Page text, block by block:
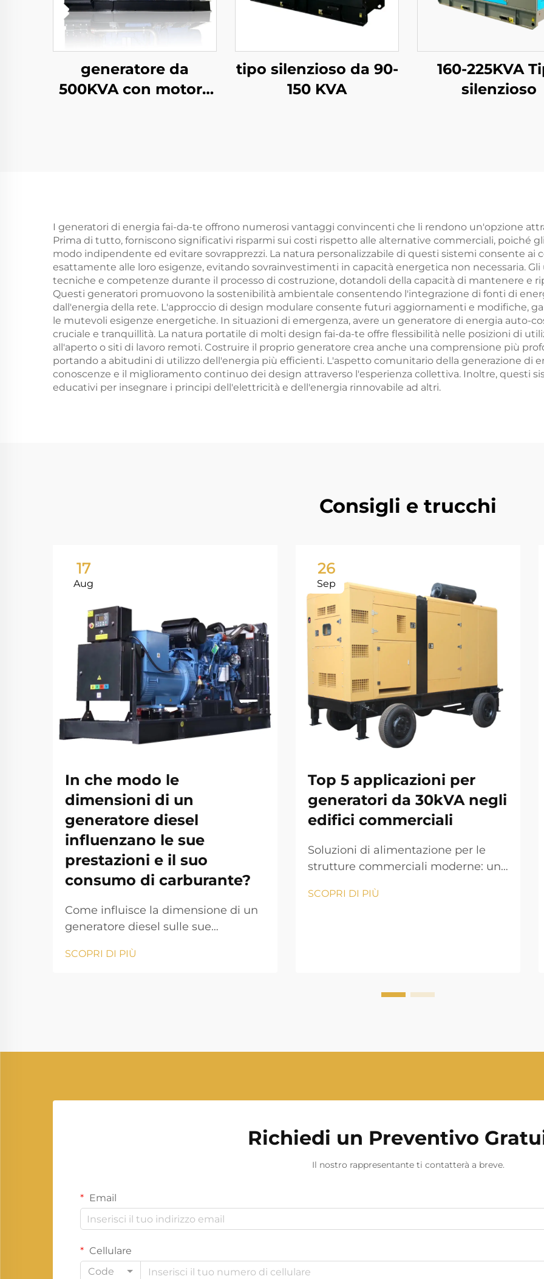
generatore da
500KVA con motore
tipo silenzioso da 90-
150 KVA
160-225KVA
silenzioso
I generatori di energia fai-da-te offrono numerosi vantaggi convincenti che li rendono un'opzione
Prima di tutto, forniscono significativi risparmi sui costi rispetto alle alternative commerciali, poiché
modo indipendente ed evitare sovrapprezzi. La natura personalizzabile di questi sistemi consente
esattamente alle loro esigenze, evitando sovrainvestimenti in capacità energetica non necessaria.
tecniche e competenze durante il processo di costruzione, dotandoli della capacità di mantenere e
Questi generatori promuovono la sostenibilità ambientale consentendo l'integrazione di fonti di
dall'energia della rete. L'approccio di design modulare consente futuri aggiornamenti e modifiche,
le mutevoli esigenze energetiche. In situazioni di emergenza, avere un generatore di energia auto-
cruciale e tranquillità. La natura portatile di molti design fai-da-te offre flessibilità nelle posizioni di
all'aperto o siti di lavoro remoti. Costruire il proprio generatore crea anche una comprensione più
portando a abitudini di utilizzo dell'energia più efficienti. L'aspetto comunitario della generazione di
conoscenze e il miglioramento continuo dei design attraverso l'esperienza collettiva. Inoltre, questi
educativi per insegnare i principi dell'elettricità e dell'energia rinnovabile ad altri.
Consigli e trucchi
17
Aug
In che modo le
dimensioni di un
generatore diesel
influenzano le sue
prestazioni e il suo
consumo di carburante?
Come influisce la dimensione di un
generatore diesel sulle sue
carburante? Il generatore diesel è
SCOPRI DI PIÙ
26
Sep
Top 5 applicazioni per
generatori da 30kVA negli
edifici commerciali
Soluzioni di alimentazione per le
strutture commerciali moderne: una
ambiente aziendale in rapida
affidabile per l'alimentazione di
SCOPRI DI PIÙ
Richiedi un Preventivo
Il nostro rappresentante ti contatterà a breve.
Email
Cellulare
Code